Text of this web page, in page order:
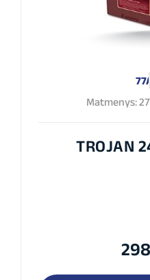
Matmenys:
TROJAN